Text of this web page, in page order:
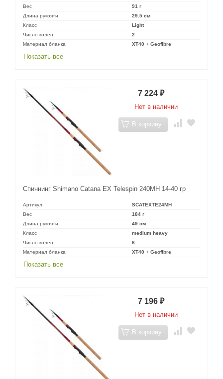
Вес
91 г
Длина рукояти
29.5 см
Класс
Light
Число колен
2
Материал бланка
XT40 + Geofibre
Показать все
Спиннинг Shimano Catana EX Telespin 240MH 14-40 гр
Артикул
SCATEXTE24MH
Вес
184 г
Длина рукояти
49 см
Класс
medium heavy
Число колен
6
Материал бланка
XT40 + Geofibre
Показать все
7 224 ₽
Нет в наличии
В корзину
7 196 ₽
Нет в наличии
В корзину